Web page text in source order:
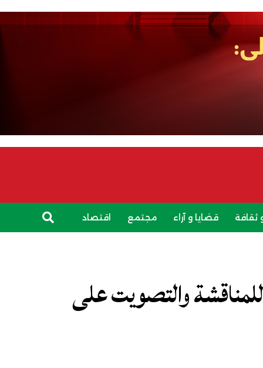
ثقافة قضايا و آراء مجتمع اقتصاد
والتصويت على